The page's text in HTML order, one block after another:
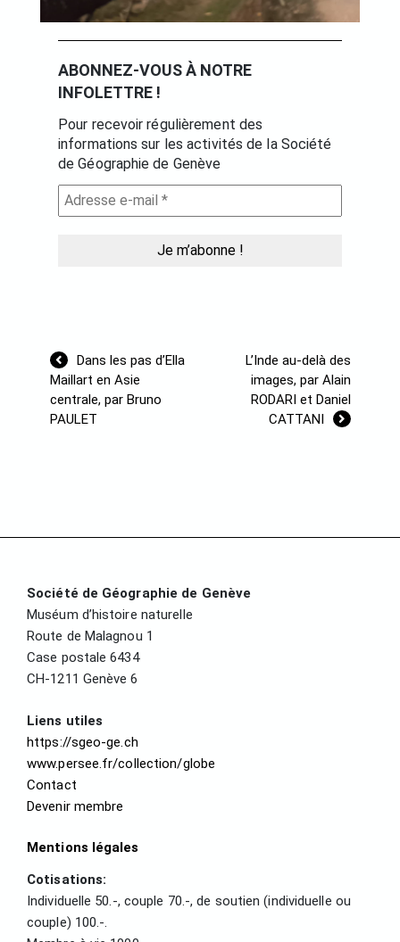
ABONNEZ-VOUS À NOTRE
INFOLETTRE !
Pour recevoir régulièrement des
informations sur les activités de la Société
de Géographie de Genève
Navigation
de
l’article
Dans les pas d’Ella
Maillart en Asie
centrale, par Bruno
PAULET
L’Inde au-delà des
images, par Alain
RODARI et Daniel
CATTANI
Société de Géographie de Genève
Muséum d’histoire naturelle
Route de Malagnou 1
Case postale 6434
CH-1211 Genève 6
Liens utiles
https://sgeo-ge.ch
www.persee.fr/collection/globe
Contact
Devenir membre
Mentions légales
Cotisations:
Individuelle 50.-, couple 70.-, de soutien (individuelle ou
couple) 100.-.